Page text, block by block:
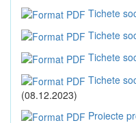
Tichete
Tichete
Tichete
Tichete
(08.12.2023)
Proiecte